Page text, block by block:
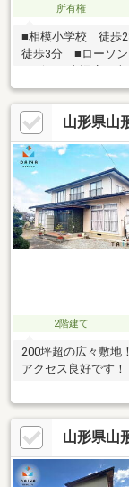
所有権
■相模小学校 徒
徒歩3分 ■ローソ
山形県山
2階建て
200坪超の広々敷地
アクセス良好です！
山形県山